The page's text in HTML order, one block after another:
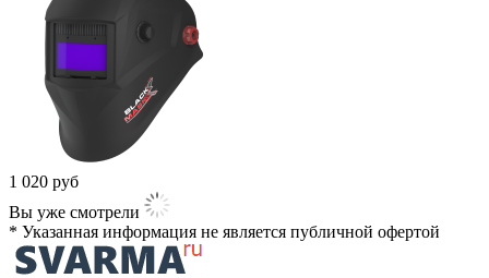
1 020 руб
Вы уже смотрели
* Указанная информация не является публичной офертой​